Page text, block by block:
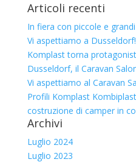
Articoli recenti
In fiera con piccole e
Vi aspettiamo a Dusseldorf!
Komplast torna
Dusseldorf, il Caravan
Vi aspettiamo al Caravan
Profili Komplast
costruzione di camper in
Archivi
Luglio 2024
Luglio 2023